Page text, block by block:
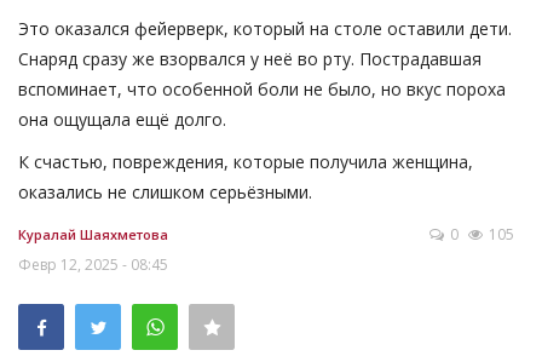
Это оказался фейерверк, который на столе оставили дети.
Снаряд сразу же взорвался у неё во рту. Пострадавшая
вспоминает, что особенной боли не было, но вкус пороха
она ощущала ещё долго.
К счастью, повреждения, которые получила женщина,
оказались не слишком серьёзными.
Куралай Шаяхметова
Февр 12, 2025 - 08:45
0 105